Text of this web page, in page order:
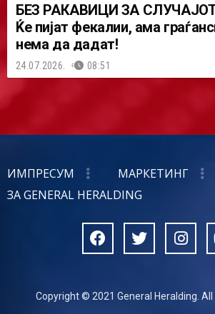
БЕЗ РАКАВИЦИ ЗА
Ќе пијат фекалии, ама
нема да дадат!
24.07.2026. 08:51
ИМПРЕСУМ МАРКЕТИНГ
ЗА GENERAL HERALDING
Copyright © 2021 General Heralding. All